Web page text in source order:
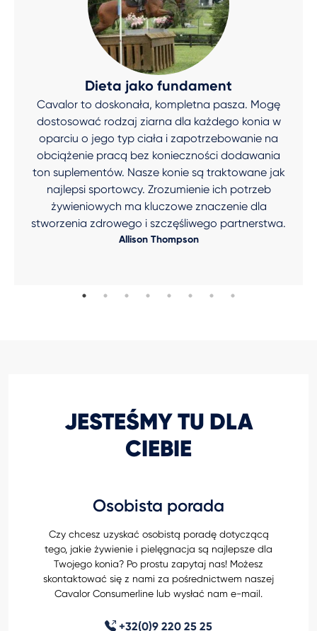
Dieta jako fundament
Cavalor to doskonała, kompletna pasza. Mogę
dostosować rodzaj ziarna dla każdego konia w
oparciu o jego typ ciała i zapotrzebowanie na
obciążenie pracą bez konieczności dodawania
ton suplementów. Nasze konie są traktowane jak
najlepsi sportowcy. Zrozumienie ich potrzeb
żywieniowych ma kluczowe znaczenie dla
stworzenia zdrowego i szczęśliwego partnerstwa.
Allison Thompson
JESTEŚMY TU DLA
CIEBIE
Osobista porada
Czy chcesz uzyskać osobistą poradę dotyczącą
tego, jakie żywienie i pielęgnacja są najlepsze dla
Twojego konia? Po prostu zapytaj nas! Możesz
skontaktować się z nami za pośrednictwem naszej
Cavalor Consumerline lub wysłać nam e-mail.
+32(0)9 220 25 25